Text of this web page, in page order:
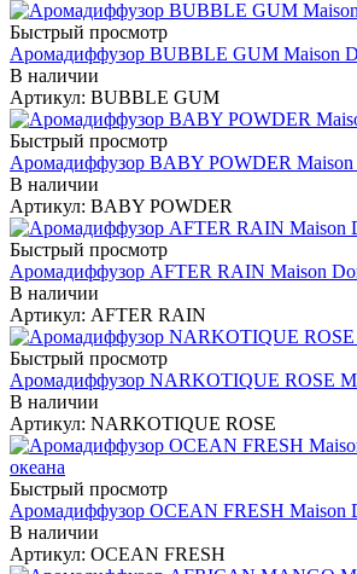
Быстрый просмотр
Аромадиффузор BUBBLE GUM Maison
В наличии
Артикул: BUBBLE GUM
Быстрый просмотр
Аромадиффузор BABY POWDER
В наличии
Артикул: BABY POWDER
Быстрый просмотр
Аромадиффузор AFTER RAIN Maison
В наличии
Артикул: AFTER RAIN
Быстрый просмотр
Аромадиффузор NARKOTIQUE ROSE
В наличии
Артикул: NARKOTIQUE ROSE
Быстрый просмотр
Аромадиффузор OCEAN FRESH Maison
В наличии
Артикул: OCEAN FRESH